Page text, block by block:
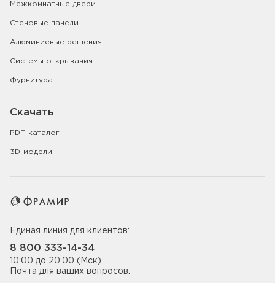
Межкомнатные двери
Стеновые панели
Алюминиевые решения
Системы открывания
Фурнитура
Скачать
PDF-каталог
3D-модели
Единая линия для клиентов:
8 800 333-14-34
10:00 до 20:00 (Мск)
Почта для ваших вопросов: